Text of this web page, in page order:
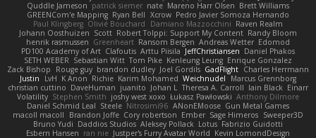
Quddle Jameson patrick siemer nate Mareno Harr Olsen Brett Williams
GREENCom'e Mapping Ryan Bell Xcrow Pedro Javier Somoza Hernando
Paul Klingberg Olivié Bouchard Damiano Mazzocchini Raven Realm
Johann Oosthuizen Scott Robert Tolppi: Support My Content Randy Bloom
henrik rasmussen Greenheart Ransom Bergen Andreas Wetter Edomod
PD100 Academy of Art Clafoutis Arttu Piisila JeffChristiansen Daniel Phakos
SETH WEBER Sebastian Witt Tom Pike Kenleung Leung Enrique Gonzalez
Zack Bishop
Rouge guy brandon dudley Joel Gordils GadFlight Charles Herrmann
Justin
LvH K Anon Richie Karim Mohamed Weichnudel
Marcus Grennborg
christian cuttino DaveHuman juanito Johan L Theresa A. Carroll Iain Black Einarr
Volatility Stephen Smith joshy west xoxo Łukasz Pawłowski Anthony Dilmore
Daniel Schmid Leal Steele Nitrosimi96 ANonEMoose Gun Metal Games
macoll macoll
Brandon Joffe Cory robertson Ember Sage Himeros Sweeper3D
Bruno Yudi Daddios Studios Aleksey Pollack Lotus Fabrizio Guidotti
Esbern Hansen ran nie Justper's Furry Avatar World Kevin LomondDesign